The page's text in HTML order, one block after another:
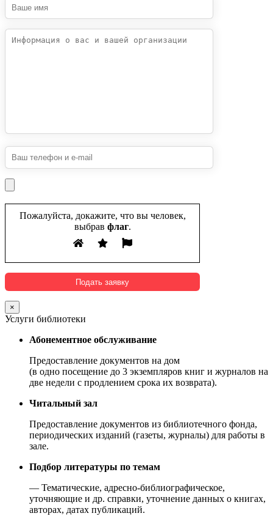
Пожалуйста, докажите, что вы человек,
выбрав флаг.
×
Услуги библиотеки
Абонементное обслуживание
Предоставление документов на дом
(в одно посещение до 3 экземпляров книг и журналов на
две недели с продлением срока их возврата).
Читальный зал
Предоставление документов из библиотечного фонда,
периодических изданий (газеты, журналы) для работы в
зале.
Подбор литературы по темам
— Тематические, адресно-библиографическое,
уточняющие и др. справки, уточнение данных о книгах,
авторах, датах публикаций.